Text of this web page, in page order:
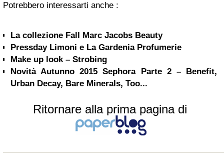
Potrebbero interessarti anche :
La collezione Fall Marc Jacobs Beauty
Pressday Limoni e La Gardenia Profumerie
Make up look – Strobing
Novità Autunno 2015 Sephora Parte 2 – Benefit,
Urban Decay, Bare Minerals, Too...
Ritornare alla prima pagina di